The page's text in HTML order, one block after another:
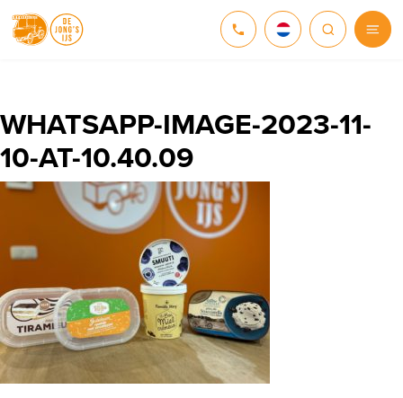
NEDERLANDS
ENGLISH
WHATSAPP-IMAGE-2023-11-
10-AT-10.40.09